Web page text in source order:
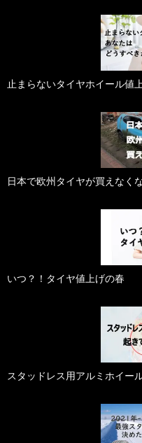
止まらないタイヤホイール値
日本で欧州タイヤが買えなく
いつ？！タイヤ値上げの春
スタッドレス用アルミホイー